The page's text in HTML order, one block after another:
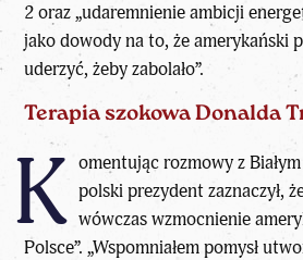
2 oraz „udaremnienie ambicji
jako dowody na to, że amerykański
uderzyć, żeby zabolało”.
Terapia szokowa Donalda
K omentując rozmowy z
polski prezydent zaznaczył,
wówczas wzmocnienie
Polsce”. „Wspomniałem pomysł